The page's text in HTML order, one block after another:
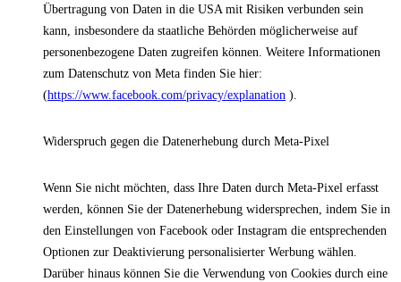
Übertragung von Daten in die USA mit Risiken verbunden sein
kann, insbesondere da staatliche Behörden möglicherweise auf
personenbezogene Daten zugreifen können. Weitere Informationen
zum Datenschutz von Meta finden Sie hier:
(https://www.facebook.com/privacy/explanation ).
Widerspruch gegen die Datenerhebung durch Meta-Pixel
Wenn Sie nicht möchten, dass Ihre Daten durch Meta-Pixel erfasst
werden, können Sie der Datenerhebung widersprechen, indem Sie in
den Einstellungen von Facebook oder Instagram die entsprechenden
Optionen zur Deaktivierung personalisierter Werbung wählen.
Darüber hinaus können Sie die Verwendung von Cookies durch eine